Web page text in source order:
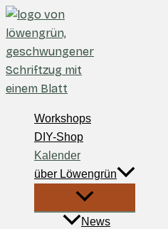
Zum
Inhalt
springen
Workshops
DIY-Shop
Kalender
über Löwengrün
News